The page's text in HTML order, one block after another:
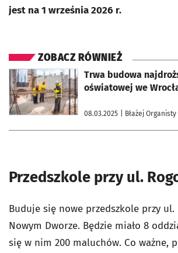
jest na 1 września 2026 r.
ZOBACZ RÓWNIEŻ
Trwa budowa
oświatowej we
08.03.2025 | Błażej Organisty
otworzy się w nowej karcie
Przedszkole przy ul.
Buduje się nowe przedszkole przy ul.
Nowym Dworze. Będzie miało 8
się w nim 200 maluchów. Co ważne,